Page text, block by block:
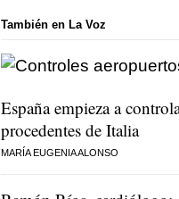
También en La Voz
España empieza a
procedentes de Italia
MARÍA EUGENIA ALONSO